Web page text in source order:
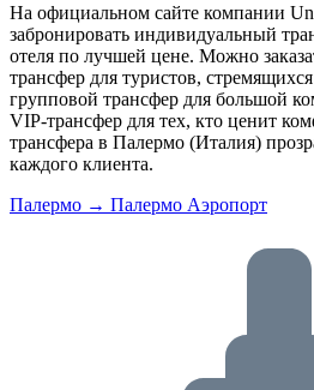
На официальном сайте компании
забронировать индивидуальный
отеля по лучшей цене. Можно
трансфер для туристов,
групповой трансфер для большой
VIP-трансфер для тех, кто ценит
трансфера в Палермо (Италия)
каждого клиента.
Палермо → Палермо Аэропорт